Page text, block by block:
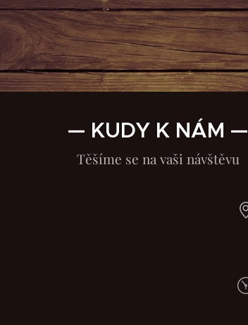
— KUDY K NÁM —
Těšíme se na vaši návštěvu